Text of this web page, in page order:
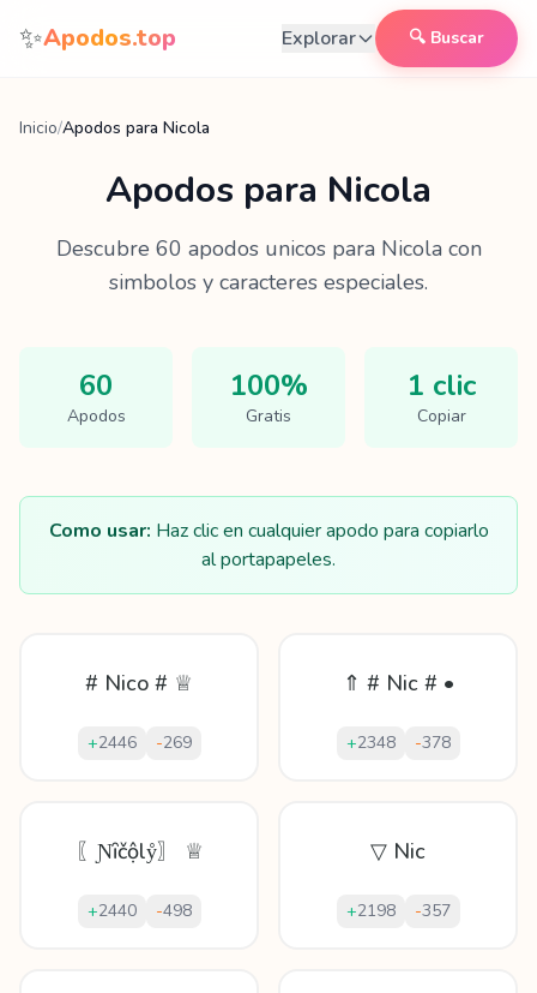
Saltar al contenido
✨Apodos.top Explorar 🔍 Buscar
Inicio/Apodos para Nicola
Apodos para Nicola
Descubre 60 apodos unicos para Nicolacon
simbolos y caracteres especiales.
60
Apodos
100%
Gratis
1 clic
Copiar
Como usar: Haz clic en cualquier apodo para copiarlo
al portapapeles.
# Nico # ♕
+2446 -269
⇑ # Nic # •
+2348 -378
〖Ɲȋčộlẙ〗 ♕
+2440 -498
▽ Nic
+2198 -357